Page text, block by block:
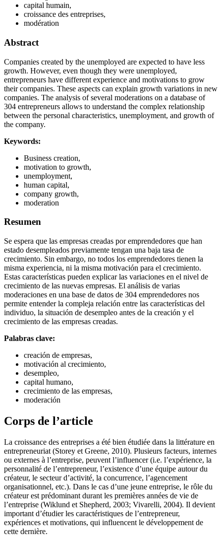
capital humain,
croissance des entreprises,
modération
Abstract
Companies created by the unemployed are expected to have less
growth. However, even though they were unemployed,
entrepreneurs have different experience and motivations to grow
their companies. These aspects can explain growth variations in new
companies. The analysis of several moderations on a database of
304 entrepreneurs allows to understand the complex relationship
between the personal characteristics, unemployment, and growth of
the company.
Keywords:
Business creation,
motivation to growth,
unemployment,
human capital,
company growth,
moderation
Resumen
Se espera que las empresas creadas por emprendedores que han
estado desempleados previamente tengan una baja tasa de
crecimiento. Sin embargo, no todos los emprendedores tienen la
misma experiencia, ni la misma motivación para el crecimiento.
Estas características pueden explicar las variaciones en el nivel de
crecimiento de las nuevas empresas. El análisis de varias
moderaciones en una base de datos de 304 emprendedores nos
permite entender la compleja relación entre las características del
individuo, la situación de desempleo antes de la creación y el
crecimiento de las empresas creadas.
Palabras clave:
creación de empresas,
motivación al crecimiento,
desempleo,
capital humano,
crecimiento de las empresas,
moderación
Corps de l’article
La croissance des entreprises a été bien étudiée dans la littérature en
entrepreneuriat (Storey et Greene, 2010). Plusieurs facteurs, internes
ou externes à l’entreprise, peuvent l’influencer (i.e. l’expérience, la
personnalité de l’entrepreneur, l’existence d’une équipe autour du
créateur, le secteur d’activité, la concurrence, l’agencement
organisationnel, etc.). Dans le cas d’une jeune entreprise, le rôle du
créateur est prédominant durant les premières années de vie de
l’entreprise (Wiklund et Shepherd, 2003; Vivarelli, 2004). Il devient
important d’étudier les caractéristiques de l’entrepreneur,
expériences et motivations, qui influencent le développement de
cette dernière.